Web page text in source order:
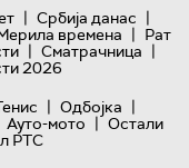
| Србија данас |
времена | Рат
| Сматрачница |
2026
| Одбојка |
Ауто-мото | Остали
РТС